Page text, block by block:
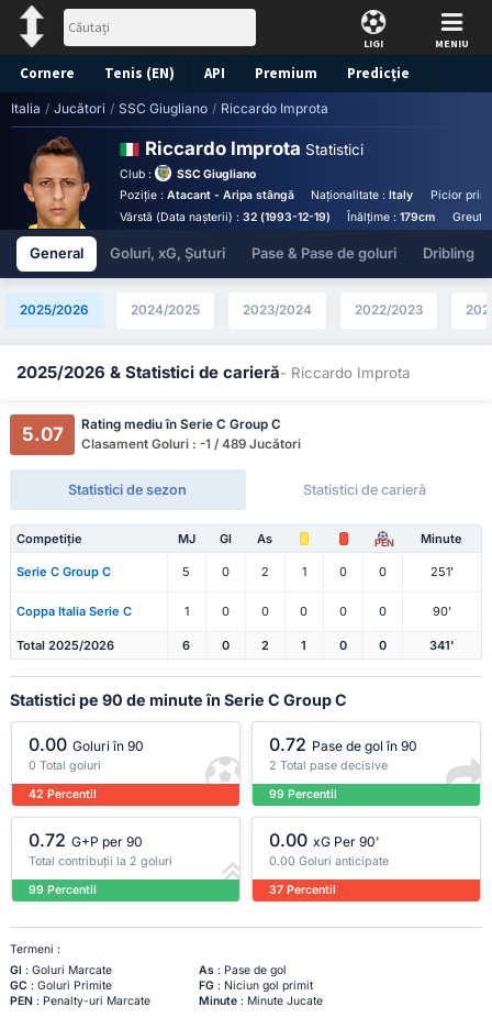
LIGI MENIU
Cornere Tenis (EN) API Premium Predicție
Italia / Jucători / SSC Giugliano / Riccardo Improta
Riccardo Improta Statistici
Club :
SSC Giugliano
Poziție : Atacant - Aripa stângă Naționalitate :Italy
Picior
Vârstă (Data nașterii) : 32 (1993-12-19) Înălțime :179cm
General Goluri, xG, Șuturi Pase & Pase de goluri Dribling
2025/2026 2024/2025 2023/2024 2022/2023
2025/2026 & Statistici de carieră- Riccardo Improta
5.07
Rating mediu în Serie C Group C
Clasament Goluri : -1 / 489 Jucători
Statistici de sezon Statistici de carieră
Competiție MJ Gl As PEN Minute
Serie C Group C 5 0 2 1 0 0 251'
Coppa Italia Serie C 1 0 0 0 0 0 90'
Total 2025/2026 6 0 2 1 0 0 341'
Statistici pe 90 de minute în Serie C Group C
0.00 Goluri în 90
0 Total goluri
42 Percentil
0.72 Pase de gol în 90
2 Total pase decisive
99 Percentil
0.72 G+P per 90
Total contribuții la 2 goluri
99 Percentil
0.00 xG Per 90'
0.00 Goluri anticipate
37 Percentil
Termeni :
Gl : Goluri Marcate As: Pase de gol
GC : Goluri Primite FG: Niciun gol primit
PEN: Penalty-uri Marcate Minute: Minute Jucate